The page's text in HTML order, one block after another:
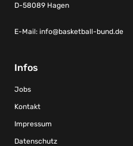
D-58089 Hagen
E-Mail: info@basketball-bund.de
Infos
Jobs
Kontakt
Impressum
Datenschutz